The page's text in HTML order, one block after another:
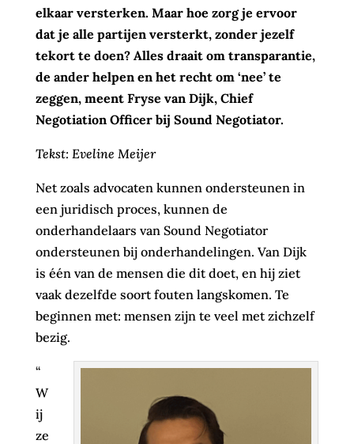
elkaar versterken. Maar hoe zorg je ervoor
dat je alle partijen versterkt, zonder jezelf
tekort te doen? Alles draait om transparantie,
de ander helpen en het recht om ‘nee’ te
zeggen, meent Fryse van Dijk, Chief
Negotiation Officer bij Sound Negotiator.
Tekst: Eveline Meijer
Net zoals advocaten kunnen ondersteunen in
een juridisch proces, kunnen de
onderhandelaars van Sound Negotiator
ondersteunen bij onderhandelingen. Van Dijk
is één van de mensen die dit doet, en hij ziet
vaak dezelfde soort fouten langskomen. Te
beginnen met: mensen zijn te veel met zichzelf
bezig.
“
W
ij
ze